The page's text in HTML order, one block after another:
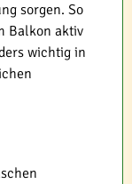
sorgen. So
Balkon aktiv
wichtig in